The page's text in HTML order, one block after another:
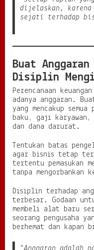
dijelaskan,
sejati terhadap
Buat
Disiplin
Perencanaan
adanya anggaran.
yang mencakup
baku, gaji karyawan,
dan dana darurat.
Tentukan batas
agar bisnis tetap
tertentu pemasukan
tanpa mengorbankan
Disiplin terhadap
terbesar. Godaan
membeli alat baru
seorang pengusaha
berhemat dan kapan